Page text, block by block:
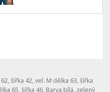
šířka 42, vel. M délka 63, šířka
65, šířka 46. Barva bílá, zelený